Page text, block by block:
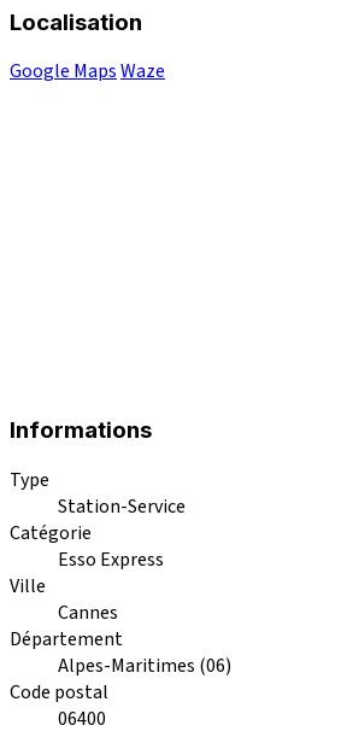
Localisation
Google MapsWaze
Informations
Type
Station-Service
Catégorie
Esso Express
Ville
Cannes
Département
Alpes-Maritimes (06)
Code postal
06400